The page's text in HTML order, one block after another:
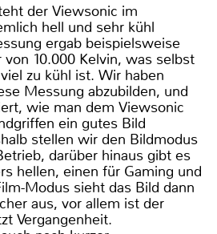
der Viewsonic im
hell und sehr kühl
ergab beispielsweise
10.000 Kelvin, was selbst
zu kühl ist. Wir haben
Messung abzubilden, und
wie man dem Viewsonic
ein gutes Bild
stellen wir den Bildmodus
darüber hinaus gibt es
hellen, einen für Gaming und
Modus sieht das Bild dann
aus, vor allem ist der
Vergangenheit.